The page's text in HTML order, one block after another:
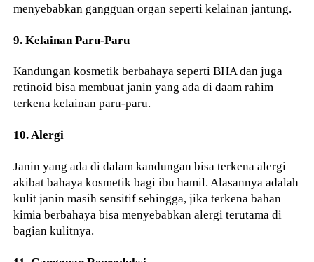
menyebabkan gangguan organ seperti kelainan jantung.
9. Kelainan Paru-Paru
Kandungan kosmetik berbahaya seperti BHA dan juga
retinoid bisa membuat janin yang ada di daam rahim
terkena kelainan paru-paru.
10. Alergi
Janin yang ada di dalam kandungan bisa terkena alergi
akibat bahaya kosmetik bagi ibu hamil. Alasannya adalah
kulit janin masih sensitif sehingga, jika terkena bahan
kimia berbahaya bisa menyebabkan alergi terutama di
bagian kulitnya.